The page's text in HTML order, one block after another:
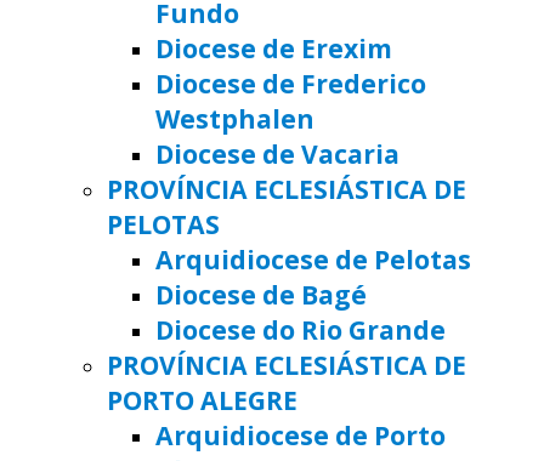
Fundo
Diocese de Erexim
Diocese de Frederico
Westphalen
Diocese de Vacaria
PROVÍNCIA ECLESIÁSTICA DE
PELOTAS
Arquidiocese de Pelotas
Diocese de Bagé
Diocese do Rio Grande
PROVÍNCIA ECLESIÁSTICA DE
PORTO ALEGRE
Arquidiocese de Porto